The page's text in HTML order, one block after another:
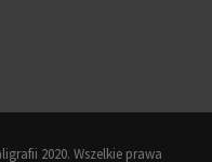
2020. Wszelkie prawa